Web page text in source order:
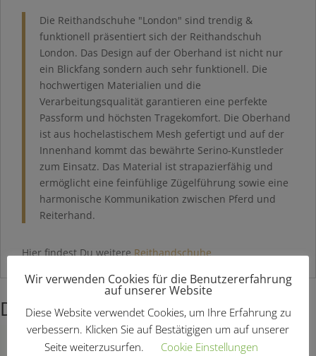
Die Reithandschuhe "London" sind trendig &
funktionell präsentiert sich der Reithandschuh
London. Das Design auf der Oberhand ist nicht nur
ein Blickfang sondern auch sehr funktionell. Die
hochwertigen Materialien und die
Verarbeitungsqualität garantieren eine perfekte
Passform und höchsten Tragekomfort. Die Oberhand
ist aus hochelastischem Mesh gefertigt und auf der
Innenhand kommt das bewährte Serino-Kunstleder
zum Einsatz. Das Material ist strapazierfähig und
ermöglicht eine feinfühlige Zügelführung sowie eine
harmonische Kommunikation zwischen Pferd und
Reiterhand.
Hier findest Du weitereReithandschuhe
Das könnte dir auch gefallen …
Angebot!
Wir verwenden Cookies für die Benutzererfahrung
auf unserer Website
Diese Website verwendet Cookies, um Ihre Erfahrung zu
verbessern. Klicken Sie auf Bestätigigen um auf unserer
Seite weiterzusurfen.
Cookie Einstellungen